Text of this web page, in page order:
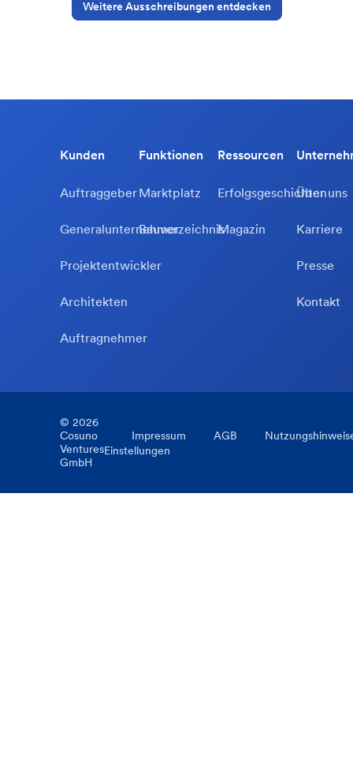
Weitere Ausschreibungen entdecken
Kunden
Auftraggeber
Generalunternehmer
Projektentwickler
Architekten
Auftragnehmer
Funktionen
Marktplatz
Bauverzeichnis
Ressourcen
Erfolgsgeschichten
Magazin
Über uns
Karriere
Presse
Kontakt
© 2026
Cosuno
Ventures
GmbH
Impressum AGB
Einstellungen